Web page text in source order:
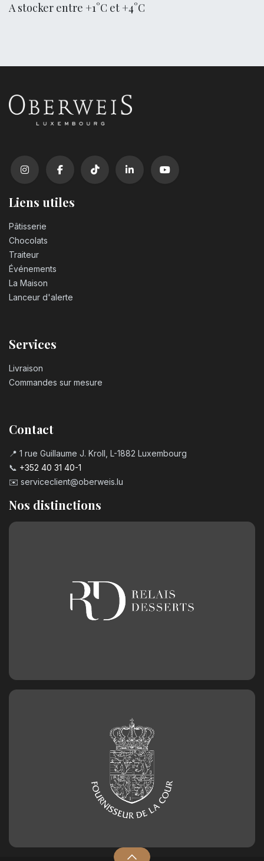
A stocker entre +1°C et +4°C
Liens utiles
Pâtisserie
Chocolats
Traiteur
Événements
La Maison
Lanceur d'alerte
Services
Livraison
Commandes sur mesure
Contact
📍 1 rue Guillaume J. Kroll, L-1882 Luxembourg
📞 +352 40 31 40-1
✉️ serviceclient@oberweis.lu
Nos distinctions